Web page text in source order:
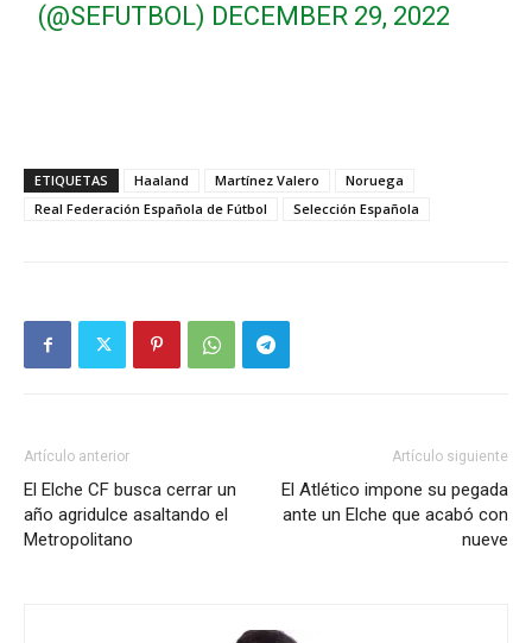
(@SEFUTBOL) DECEMBER 29, 2022
ETIQUETAS Haaland Martínez Valero
Noruega
Real Federación Española de Fútbol
Selección Española
Artículo anterior
El Elche CF busca cerrar un
año agridulce asaltando el
Metropolitano
Artículo siguiente
El Atlético impone su pegada
ante un Elche que acabó con
nueve